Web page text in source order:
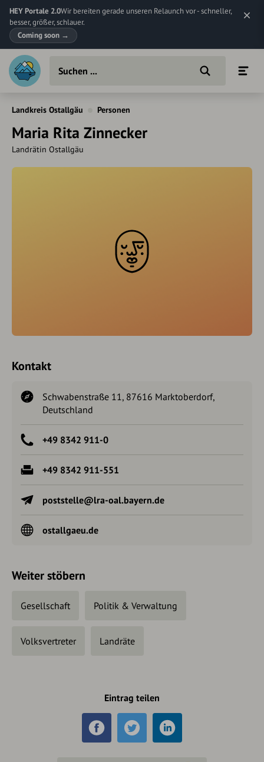
HEY Portale 2.0Wir bereiten gerade unseren Relaunch vor - schneller,
besser, größer, schlauer.
Coming soon →
Landkreis Ostallgäu Personen
Maria Rita Zinnecker
Landrätin Ostallgäu
Kontakt
Schwabenstraße 11, 87616 Marktoberdorf,
Deutschland
+49 8342 911-0
+49 8342 911-551
poststelle@lra-oal.bayern.de
ostallgaeu.de
Weiter stöbern
Gesellschaft Politik & Verwaltung
Volksvertreter Landräte
Eintrag teilen